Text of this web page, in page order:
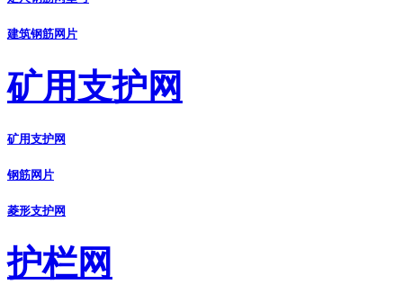
建筑钢筋网片
矿用支护网
矿用支护网
钢筋网片
菱形支护网
护栏网